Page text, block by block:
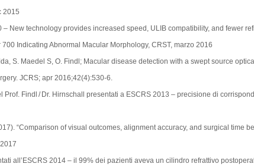
2015
– New technology provides increased speed, ULIB compatibility, and fewer
Indicating Abnormal Macular Morphology, CRST, marzo 2016
S. Maedel S, O. Findl; Macular disease detection with a swept source
JCRS; apr 2016;42(4):530-6.
Prof. Findl / Dr. Hirnschall presentati a ESCRS 2013 – precisione di
“Comparison of visual outcomes, alignment accuracy, and surgical time
all’ESCRS 2014 – il 99% dei pazienti aveva un cilindro refrattivo